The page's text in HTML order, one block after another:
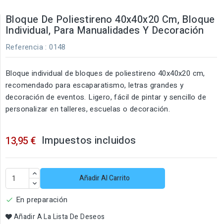
Bloque De Poliestireno 40x40x20 Cm, Bloque
Individual, Para Manualidades Y Decoración
Referencia : 0148
Bloque individual de bloques de poliestireno 40x40x20 cm,
recomendado para escaparatismo, letras grandes y
decoración de eventos. Ligero, fácil de pintar y sencillo de
personalizar en talleres, escuelas o decoración.
13,95 € Impuestos incluidos
Añadir Al Carrito
 En preparación
Añadir A La Lista De Deseos